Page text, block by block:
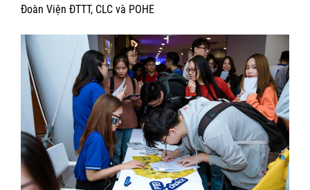
Đoàn Viện ĐTTT, CLC và POHE